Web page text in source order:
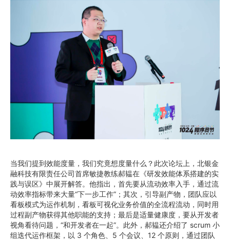
当我们提到效能度量，我们究竟想度量什么？此次论坛上，北银金
融科技有限责任公司首席敏捷教练郝韫在《研发效能体系搭建的实
践与误区》中展开解答。他指出，首先要从流动效率入手，通过流
动效率指标带来大量“下一步工作”；其次，引导副产物，团队应以
看板模式为运作机制，看板可视化业务价值的全流程流动，同时用
过程副产物获得其他职能的支持；最后是适量健康度，要从开发者
视角看待问题，“和开发者在一起”。此外，郝韫还介绍了 scrum 小
组迭代运作框架，以 3 个角色、5 个会议、12 个原则，通过团队